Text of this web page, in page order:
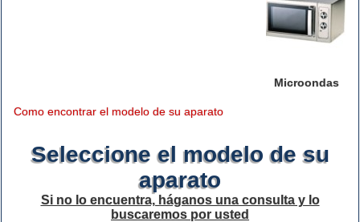
Microondas
Como encontrar el modelo de su aparato
Seleccione el modelo de su
aparato
Si no lo encuentra, háganos una consulta y lo
buscaremos por usted